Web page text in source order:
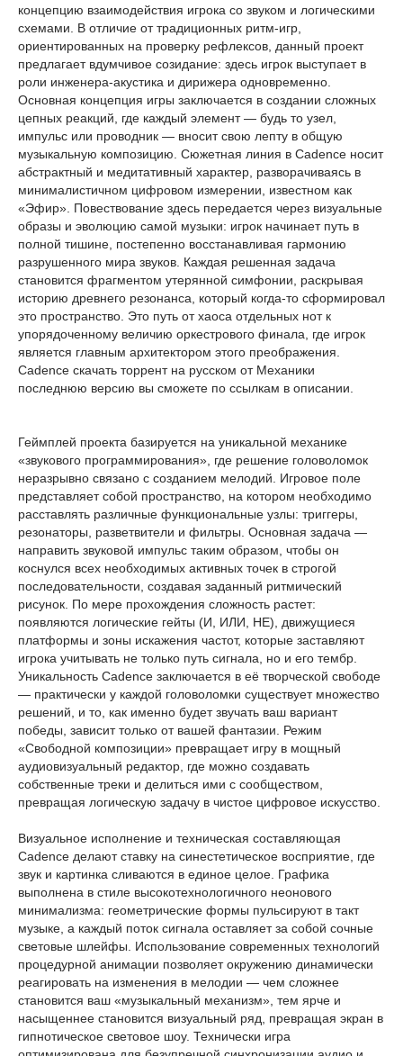
концепцию взаимодействия игрока со звуком и логическими
схемами. В отличие от традиционных ритм-игр,
ориентированных на проверку рефлексов, данный проект
предлагает вдумчивое созидание: здесь игрок выступает в
роли инженера-акустика и дирижера одновременно.
Основная концепция игры заключается в создании сложных
цепных реакций, где каждый элемент — будь то узел,
импульс или проводник — вносит свою лепту в общую
музыкальную композицию. Сюжетная линия в Cadence носит
абстрактный и медитативный характер, разворачиваясь в
минималистичном цифровом измерении, известном как
«Эфир». Повествование здесь передается через визуальные
образы и эволюцию самой музыки: игрок начинает путь в
полной тишине, постепенно восстанавливая гармонию
разрушенного мира звуков. Каждая решенная задача
становится фрагментом утерянной симфонии, раскрывая
историю древнего резонанса, который когда-то сформировал
это пространство. Это путь от хаоса отдельных нот к
упорядоченному величию оркестрового финала, где игрок
является главным архитектором этого преображения.
Cadence скачать торрент на русском от Механики
последнюю версию вы сможете по ссылкам в описании.
Геймплей проекта базируется на уникальной механике
«звукового программирования», где решение головоломок
неразрывно связано с созданием мелодий. Игровое поле
представляет собой пространство, на котором необходимо
расставлять различные функциональные узлы: триггеры,
резонаторы, разветвители и фильтры. Основная задача —
направить звуковой импульс таким образом, чтобы он
коснулся всех необходимых активных точек в строгой
последовательности, создавая заданный ритмический
рисунок. По мере прохождения сложность растет:
появляются логические гейты (И, ИЛИ, НЕ), движущиеся
платформы и зоны искажения частот, которые заставляют
игрока учитывать не только путь сигнала, но и его тембр.
Уникальность Cadence заключается в её творческой свободе
— практически у каждой головоломки существует множество
решений, и то, как именно будет звучать ваш вариант
победы, зависит только от вашей фантазии. Режим
«Свободной композиции» превращает игру в мощный
аудиовизуальный редактор, где можно создавать
собственные треки и делиться ими с сообществом,
превращая логическую задачу в чистое цифровое искусство.
Визуальное исполнение и техническая составляющая
Cadence делают ставку на синестетическое восприятие, где
звук и картинка сливаются в единое целое. Графика
выполнена в стиле высокотехнологичного неонового
минимализма: геометрические формы пульсируют в такт
музыке, а каждый поток сигнала оставляет за собой сочные
световые шлейфы. Использование современных технологий
процедурной анимации позволяет окружению динамически
реагировать на изменения в мелодии — чем сложнее
становится ваш «музыкальный механизм», тем ярче и
насыщеннее становится визуальный ряд, превращая экран в
гипнотическое световое шоу. Технически игра